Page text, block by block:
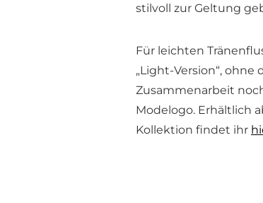
stilvoll zur Geltung
Für leichten
„Light-Version“,
Zusammenarbeit
Modelogo. Erhältlich
Kollektion findet ihr